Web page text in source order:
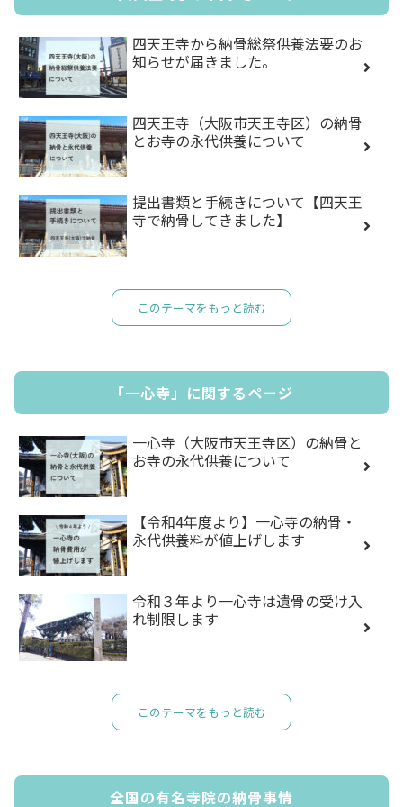
四天王寺から納骨総祭供養法要のお
知らせが届きました。
四天王寺（大阪市天王寺区）の納骨
とお寺の永代供養について
提出書類と手続きについて【四天王
寺で納骨してきました】
このテーマをもっと読む
「一心寺」に関するページ
一心寺（大阪市天王寺区）の納骨と
お寺の永代供養について
【令和4年度より】一心寺の納骨・
永代供養料が値上げします
令和３年より一心寺は遺骨の受け入
れ制限します
このテーマをもっと読む
全国の有名寺院の納骨事情